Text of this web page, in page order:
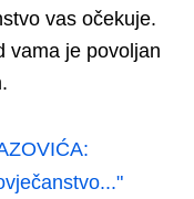
vas očekuje.
vama je povoljan